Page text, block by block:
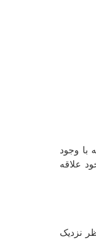
هستند که با وجود
علاقه
نزدیک